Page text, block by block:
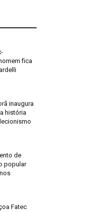
fica
inaugura
história
de
popular
Fatec